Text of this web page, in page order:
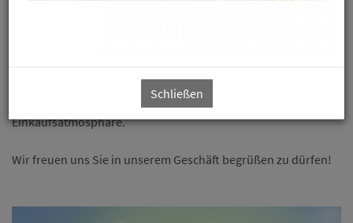
Außerdem fachkundige Mitarbeiter und individuelle Beratung
Genießen Sie eine Tasse Kaffee oder Espresso in entspannter
Einkaufsatmosphäre.
Wir freuen uns Sie in unserem Geschäft begrüßen zu dürfen!
Schließen